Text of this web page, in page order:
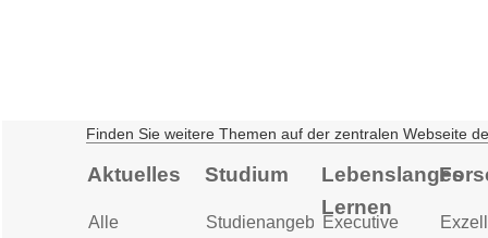
Finden Sie weitere Themen auf der zentralen Webseite
Aktuelles
Alle
Studium
Studienangebot
Lebenslanges
Lernen
Executive